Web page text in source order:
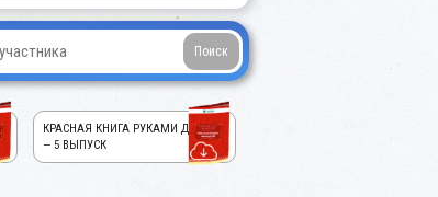
КРАСНАЯ КНИГА РУКАМИ ДЕТЕЙ!
— 5 ВЫПУСК